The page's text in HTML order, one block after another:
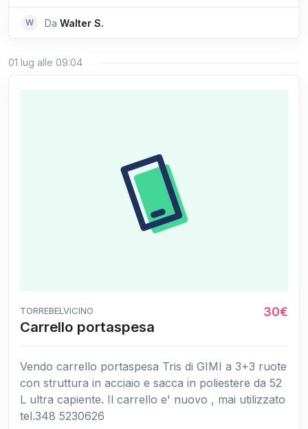
W Da Walter S.
01 lug alle 09:04
TORREBELVICINO 30€
Carrello portaspesa
Vendo carrello portaspesa Tris di GIMI a 3+3 ruote
con struttura in acciaio e sacca in poliestere da 52
L ultra capiente. Il carrello e' nuovo , mai utilizzato
tel.348 5230626